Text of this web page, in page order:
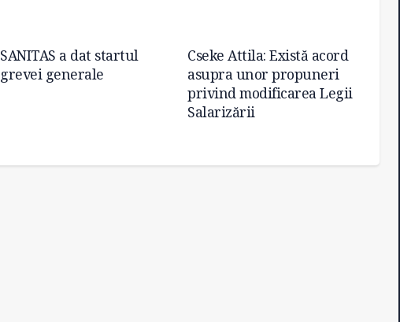
SANITAS a dat startul
grevei generale
Cseke Attila: Există acord
asupra unor propuneri
privind modificarea Legii
Salarizării